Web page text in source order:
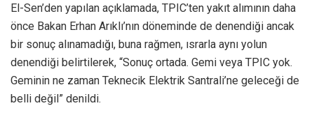
El-Sen’den yapılan açıklamada, TPIC’ten yakıt alımının daha
önce Bakan Erhan Arıklı’nın döneminde de denendiği ancak
bir sonuç alınamadığı, buna rağmen, ısrarla aynı yolun
denendiği belirtilerek, “Sonuç ortada. Gemi veya TPIC yok.
Geminin ne zaman Teknecik Elektrik Santrali’ne geleceği de
belli değil” denildi.